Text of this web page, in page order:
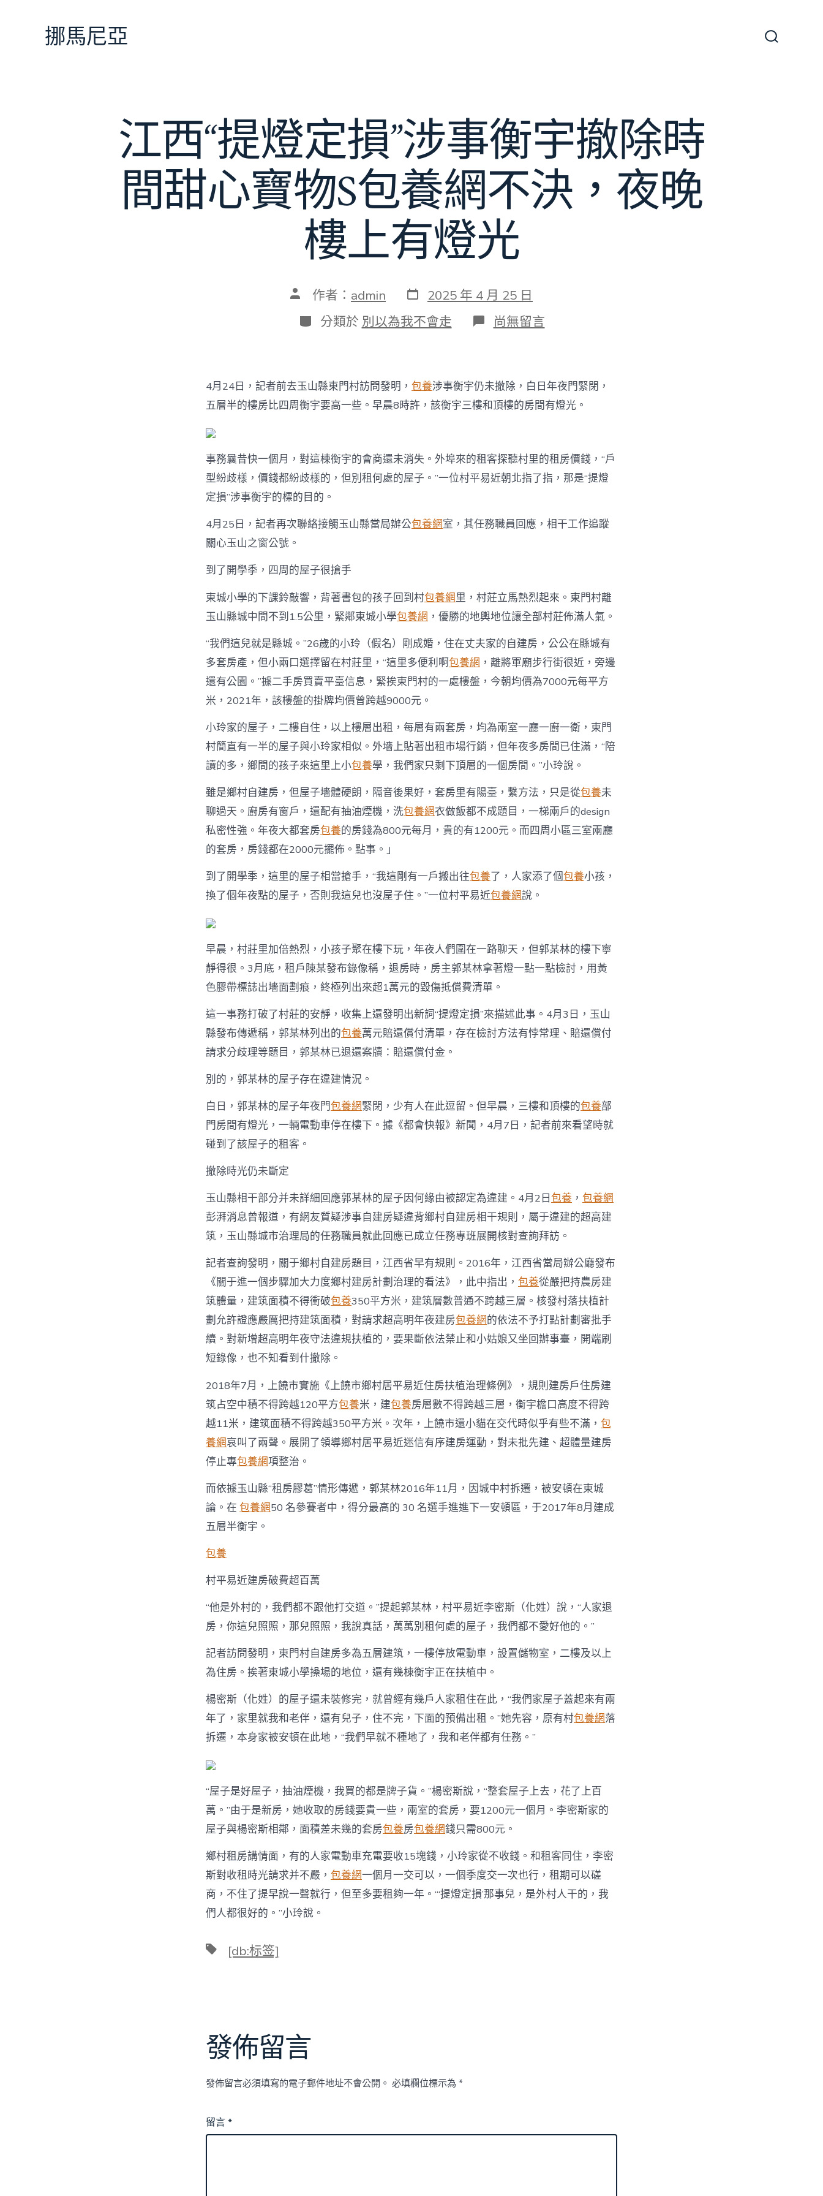
挪馬尼亞
江西“提燈定損”涉事衡宇撤除時
間甜心寶物S包養網不決，夜晚
樓上有燈光
文
作
者
作者： admin 發
表
日
期
2025 年 4 月 25 日
分
類
分類於 別以為我不會走 在
〈江
定
損”
涉
撤
除
時
心
寶
網
不
決，
夜
晚
樓
上
有
燈
尚無留言
4月24日，記者前去玉山縣東門村訪問發明， 包養涉事衡宇仍未撤除，白日年夜門緊閉，
五層半的樓房比四周衡宇要高一些。早晨8時許，該衡宇三樓和頂樓的房間有燈光。
事務曩昔快一個月，對這棟衡宇的會商還未消失。外埠來的租客探聽村里的租房價錢，“戶
型紛歧樣，價錢都紛歧樣的，但別租何處的屋子。”一位村平易近朝北指了指，那是“提燈
定損”涉事衡宇的標的目的。
4月25日，記者再次聯絡接觸玉山縣當局辦公包養網室，其任務職員回應，相干工作追蹤
關心玉山之窗公號。
到了開學季，四周的屋子很搶手
東城小學的下課鈴敲響，背著書包的孩子回到村包養網里，村莊立馬熱烈起來。東門村離
玉山縣城中間不到1.5公里，緊鄰東城小學包養網 ，優勝的地輿地位讓全部村莊佈滿人氣。
“我們這兒就是縣城。”26歲的小玲（假名）剛成婚，住在丈夫家的自建房，公公在縣城有
多套房產，但小兩口選擇留在村莊里，“這里多便利啊包養網 ，離將軍廟步行街很近，旁邊
還有公園。”據二手房買賣平臺信息，緊挨東門村的一處樓盤，今朝均價為7000元每平方
米，2021年，該樓盤的掛牌均價曾跨越9000元。
小玲家的屋子，二樓自住，以上樓層出租，每層有兩套房，均為兩室一廳一廚一衛，東門
村簡直有一半的屋子與小玲家相似。外墻上貼著出租市場行銷，但年夜多房間已住滿，“陪
讀的多，鄉間的孩子來這里上小包養學，我們家只剩下頂層的一個房間。”小玲說。
雖是鄉村自建房，但屋子墻體硬朗，隔音後果好，套房里有陽臺，繫方法，只是從包養未
聊過天。廚房有窗戶，還配有抽油煙機，洗包養網衣做飯都不成題目，一梯兩戶的design
私密性強。年夜大都套房包養的房錢為800元每月，貴的有1200元。而四周小區三室兩廳
的套房，房錢都在2000元擺佈。點事。」
到了開學季，這里的屋子相當搶手，“我這剛有一戶搬出往包養了，人家添了個包養小孩，
換了個年夜點的屋子，否則我這兒也沒屋子住。”一位村平易近包養網說。
早晨，村莊里加倍熱烈，小孩子聚在樓下玩，年夜人們圍在一路聊天，但郭某林的樓下寧
靜得很。3月底，租戶陳某發布錄像稱，退房時，房主郭某林拿著燈一點一點檢討，用黃
色膠帶標誌出墻面劃痕，終極列出來超1萬元的毀傷抵償費清單。
這一事務打破了村莊的安靜，收集上還發明出新詞“提燈定損”來描述此事。4月3日，玉山
縣發布傳遞稱，郭某林列出的包養萬元賠還償付清單，存在檢討方法有悖常理、賠還償付
請求分歧理等題目，郭某林已退還案牘：賠還償付金。
別的，郭某林的屋子存在違建情況。
白日，郭某林的屋子年夜門包養網緊閉，少有人在此逗留。但早晨，三樓和頂樓的包養部
門房間有燈光，一輛電動車停在樓下。據《都會快報》新聞，4月7日，記者前來看望時就
碰到了該屋子的租客。
撤除時光仍未斷定
玉山縣相干部分并未詳細回應郭某林的屋子因何緣由被認定為違建。4月2日包養 ， 包養網
彭湃消息曾報道，有網友質疑涉事自建房疑違背鄉村自建房相干規則，屬于違建的超高建
筑，玉山縣城市治理局的任務職員就此回應已成立任務專班展開核對查詢拜訪。
記者查詢發明，關于鄉村自建房題目，江西省早有規則。2016年，江西省當局辦公廳發布
《關于進一個步驟加大力度鄉村建房計劃治理的看法》，此中指出， 包養從嚴把持農房建
筑體量，建筑面積不得衝破包養350平方米，建筑層數普通不跨越三層。核發村落扶植計
劃允許證應嚴厲把持建筑面積，對請求超高明年夜建房包養網的依法不予打點計劃審批手
續。對新增超高明年夜守法違規扶植的，要果斷依法禁止和小姑娘又坐回辦事臺，開端刷
短錄像，也不知看到什撤除。
2018年7月，上饒市實施《上饒市鄉村居平易近住房扶植治理條例》，規則建房戶住房建
筑占空中積不得跨越120平方包養米，建包養房層數不得跨越三層，衡宇檐口高度不得跨
越11米，建筑面積不得跨越350平方米。次年，上饒市還小貓在交代時似乎有些不滿， 包
養網哀叫了兩聲。展開了領導鄉村居平易近迷信有序建房運動，對未批先建、超體量建房
停止專包養網項整治。
而依據玉山縣“租房膠葛”情形傳遞，郭某林2016年11月，因城中村拆遷，被安頓在東城
論。在 包養網50 名參賽者中，得分最高的 30 名選手進進下一安頓區，于2017年8月建成
五層半衡宇。
包養
村平易近建房破費超百萬
“他是外村的，我們都不跟他打交道。”提起郭某林，村平易近李密斯（化姓）說，“人家退
房，你這兒照照，那兒照照，我說真話，萬萬別租何處的屋子，我們都不愛好他的。”
記者訪問發明，東門村自建房多為五層建筑，一樓停放電動車，設置儲物室，二樓及以上
為住房。挨著東城小學操場的地位，還有幾棟衡宇正在扶植中。
楊密斯（化姓）的屋子還未裝修完，就曾經有幾戶人家租住在此，“我們家屋子蓋起來有兩
年了，家里就我和老伴，還有兒子，住不完，下面的預備出租。”她先容，原有村包養網落
拆遷，本身家被安頓在此地，“我們早就不種地了，我和老伴都有任務。”
“屋子是好屋子，抽油煙機，我買的都是牌子貨。”楊密斯說，“整套屋子上去，花了上百
萬。”由于是新房，她收取的房錢要貴一些，兩室的套房，要1200元一個月。李密斯家的
屋子與楊密斯相鄰，面積差未幾的套房包養房包養網錢只需800元。
鄉村租房講情面，有的人家電動車充電要收15塊錢，小玲家從不收錢。和租客同住，李密
斯對收租時光請求并不嚴， 包養網一個月一交可以，一個季度交一次也行，租期可以磋
商，不住了提早說一聲就行，但至多要租夠一年。“‘提燈定損’那事兒，是外村人干的，我
們人都很好的。”小玲說。
標 [db:标签]
發佈留言
發佈留言必須填寫的電子郵件地址不會公開。 必填欄位標示為 *
留言*